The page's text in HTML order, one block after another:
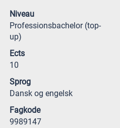
Niveau
Professionsbachelor (top-
up)
Ects
10
Sprog
Dansk og engelsk
Fagkode
9989147